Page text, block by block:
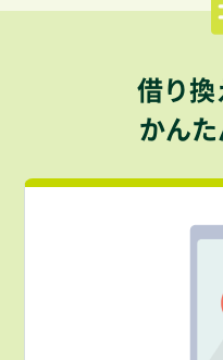
借り換
かん